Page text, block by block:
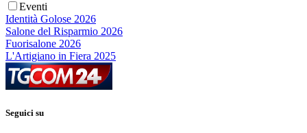
Eventi
Identità Golose 2026
Salone del Risparmio 2026
Fuorisalone 2026
L'Artigiano in Fiera 2025
Seguici su